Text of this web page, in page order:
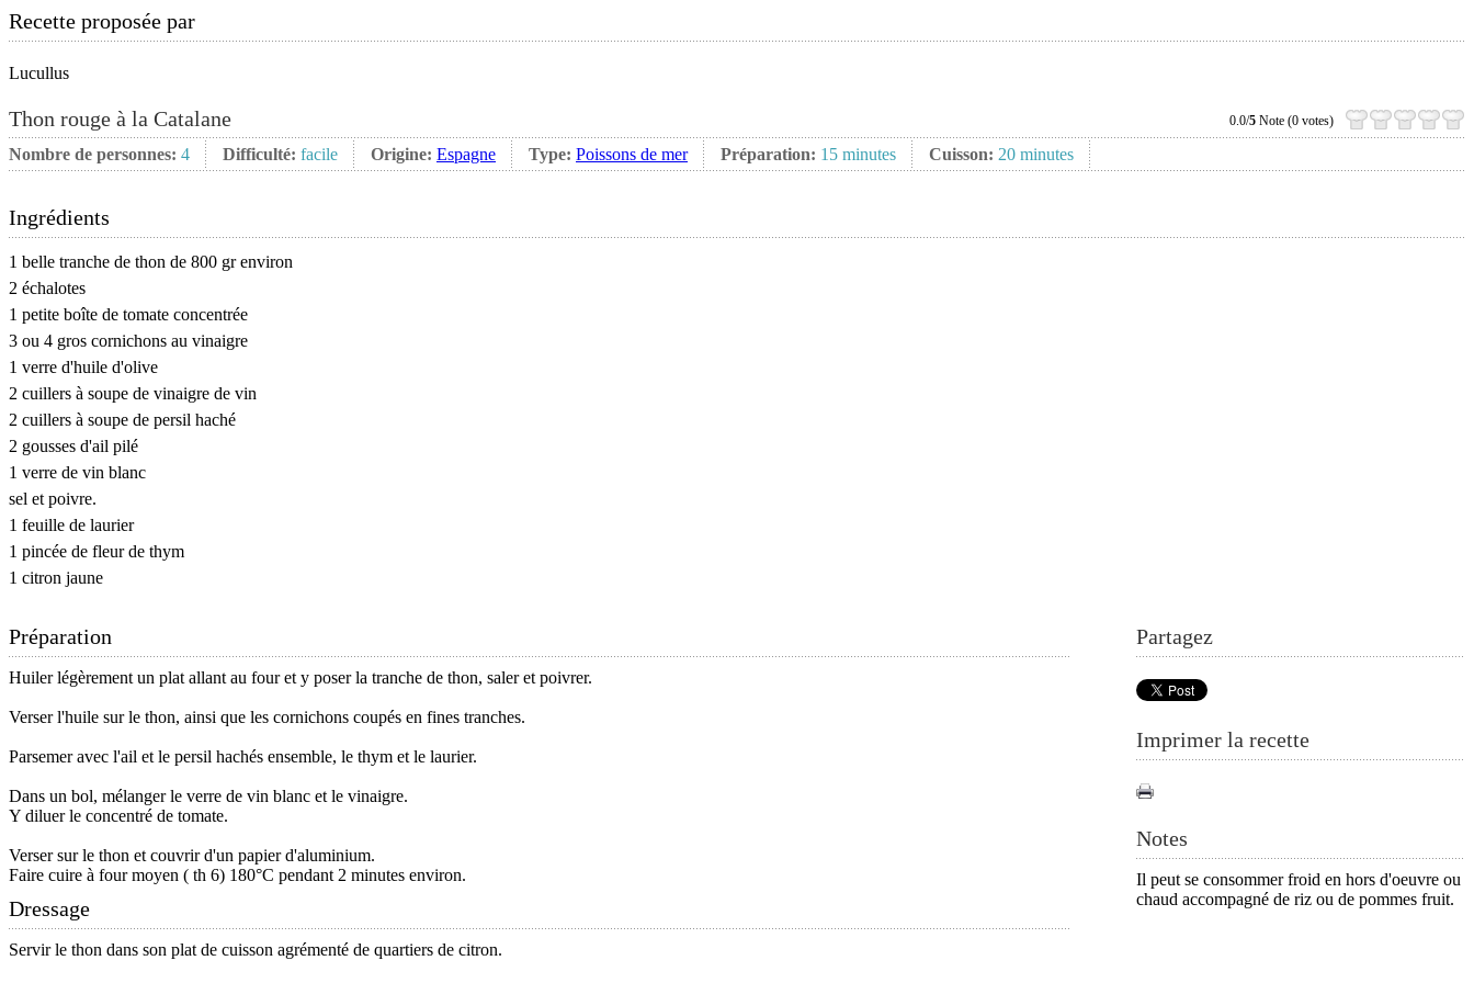
Recette proposée par
Lucullus
Thon rouge à la Catalane 0.0/5 Note (0 votes)
Nombre de personnes: 4 Difficulté: facile Origine: Espagne Type: Poissons de mer Préparation: 15 minutes Cuisson: 20 minutes
Ingrédients
1 belle tranche de thon de 800 gr environ
2 échalotes
1 petite boîte de tomate concentrée
3 ou 4 gros cornichons au vinaigre
1 verre d'huile d'olive
2 cuillers à soupe de vinaigre de vin
2 cuillers à soupe de persil haché
2 gousses d'ail pilé
1 verre de vin blanc
sel et poivre.
1 feuille de laurier
1 pincée de fleur de thym
1 citron jaune
Partagez
Imprimer la recette
Notes
Il peut se consommer froid en hors d'oeuvre ou
chaud accompagné de riz ou de pommes fruit.
Préparation
Huiler légèrement un plat allant au four et y poser la tranche de thon, saler et poivrer.
Verser l'huile sur le thon, ainsi que les cornichons coupés en fines tranches.
Parsemer avec l'ail et le persil hachés ensemble, le thym et le laurier.
Dans un bol, mélanger le verre de vin blanc et le vinaigre.
Y diluer le concentré de tomate.
Verser sur le thon et couvrir d'un papier d'aluminium.
Faire cuire à four moyen ( th 6) 180°C pendant 2 minutes environ.
Dressage
Servir le thon dans son plat de cuisson agrémenté de quartiers de citron.